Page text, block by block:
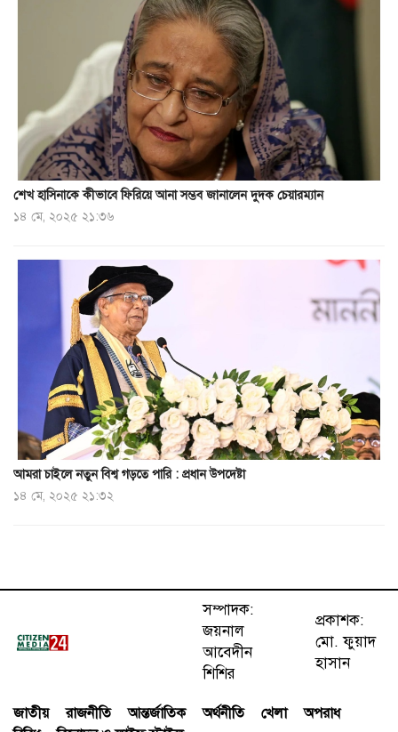
শেখ হাসিনাকে কীভাবে ফিরিয়ে আনা সম্ভব জানালেন দুদক চেয়ারম্যান
১৪ মে, ২০২৫ ২১:৩৬
আমরা চাইলে নতুন বিশ্ব গড়তে পারি : প্রধান উপদেষ্টা
১৪ মে, ২০২৫ ২১:৩২
সম্পাদক:
জয়নাল
আবেদীন
শিশির
প্রকাশক:
মো. ফুয়াদ
হাসান
জাতীয় রাজনীতি আন্তর্জাতিক অর্থনীতি খেলা
অপরাধ